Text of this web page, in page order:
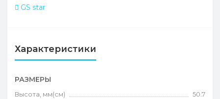
GS star
Характеристики
РАЗМЕРЫ
Высота, мм(см)
50.7